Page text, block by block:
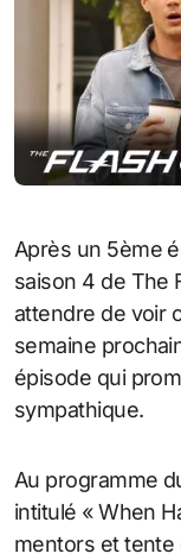
Après un 5ème épisode très sympathique de la
saison 4 de The
attendre de voir
semaine
épisode qui
sympathique.
Au programme
intitulé « When
mentors et tente